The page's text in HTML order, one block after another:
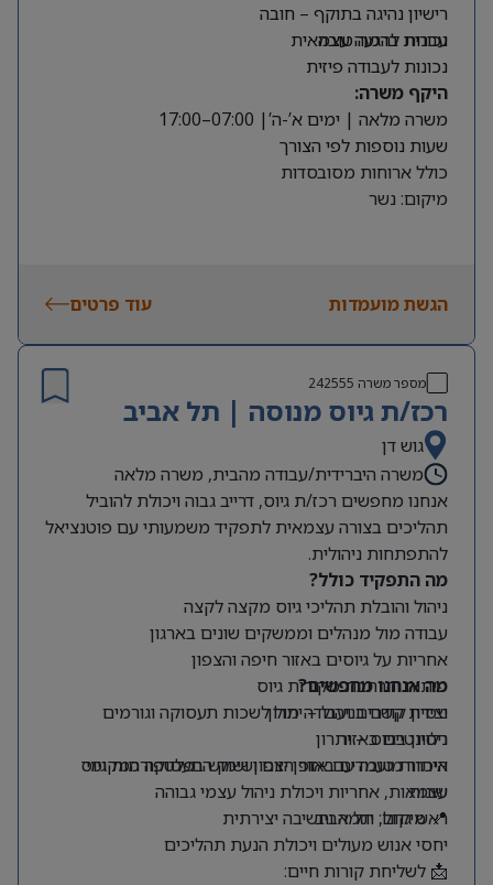
רישיון נהיגה בתוקף – חובה
עברית ברמה טובה
נכונות להגעה עצמאית
נכונות לעבודה פיזית
היקף משרה:
משרה מלאה | ימים א’-ה’| 07:00–17:00
שעות נוספות לפי הצורך
כולל ארוחות מסובסדות
מיקום: נשר
הגשת מועמדות עוד פרטים
מספר משרה 242555
רכז/ת גיוס מנוסה | תל אביב
גוש דן
משרה היברידית/עבודה מהבית, משרה מלאה
אנחנו מחפשים רכז/ת גיוס, דרייב גבוה ויכולת להוביל
תהליכים בצורה עצמאית לתפקיד משמעותי עם פוטנציאל
להתפתחות ניהולית.
מה התפקיד כולל?
ניהול והובלת תהליכי גיוס מקצה לקצה
עבודה מול מנהלים וממשקים שונים בארגון
אחריות על גיוסים באזור חיפה והצפון
פיתוח והרחבת מקורות גיוס
יצירת קשרים ועבודה מול לשכות תעסוקה וגורמים
רלוונטיים באזור
איתור מועמדים באופן יזום ושימוש בפלטפורמות גיוס
שונות
מה אנחנו מחפשים?
ניסיון קודם בניהול – יתרון
ניסיון בגיוס – יתרון
היכרות טובה עם אזור הצפון ושוק התעסוקה המקומי
עצמאות, אחריות ויכולת ניהול עצמי גבוהה
ראש גדול, יוזמה וחשיבה יצירתית
יחסי אנוש מעולים ויכולת הנעת תהליכים
📍 מיקום: תל אביב
📩 לשליחת קורות חיים: